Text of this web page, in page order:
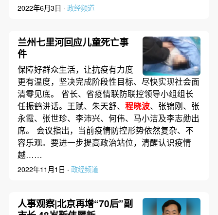
2022年6月3日 · 政经频道
兰州七里河回应儿童死亡事
件
保障好群众生活，让抗疫有力度
更有温度，坚决完成阶段性目标、尽快实现社会面
清零见底。 省长、省疫情联防联控领导小组组长
任振鹤讲话。王赋、朱天舒、 程晓波、张锦刚、张
永霞、张世珍、李沛兴、何伟、马小洁及李志勋出
席。 会议指出，当前疫情防控形势依然复杂、不
容乐观。要进一步提高政治站位，清醒认识疫情
越……
2022年11月1日 · 政经频道
人事观察|北京再增“70后”副